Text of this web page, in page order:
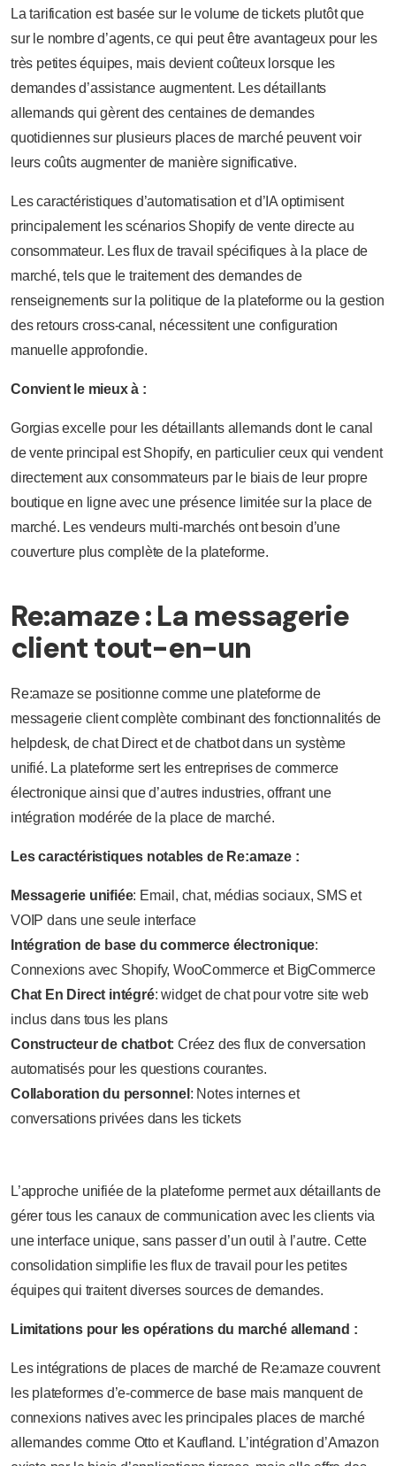
La tarification est basée sur le volume de tickets plutôt que
sur le nombre d’agents, ce qui peut être avantageux pour les
très petites équipes, mais devient coûteux lorsque les
demandes d’assistance augmentent. Les détaillants
allemands qui gèrent des centaines de demandes
quotidiennes sur plusieurs places de marché peuvent voir
leurs coûts augmenter de manière significative.
Les caractéristiques d’automatisation et d’IA optimisent
principalement les scénarios Shopify de vente directe au
consommateur. Les flux de travail spécifiques à la place de
marché, tels que le traitement des demandes de
renseignements sur la politique de la plateforme ou la gestion
des retours cross-canal, nécessitent une configuration
manuelle approfondie.
Convient le mieux à :
Gorgias excelle pour les détaillants allemands dont le canal
de vente principal est Shopify, en particulier ceux qui vendent
directement aux consommateurs par le biais de leur propre
boutique en ligne avec une présence limitée sur la place de
marché. Les vendeurs multi-marchés ont besoin d’une
couverture plus complète de la plateforme.
Re:amaze : La messagerie
client tout-en-un
Re:amaze se positionne comme une plateforme de
messagerie client complète combinant des fonctionnalités de
helpdesk, de chat Direct et de chatbot dans un système
unifié. La plateforme sert les entreprises de commerce
électronique ainsi que d’autres industries, offrant une
intégration modérée de la place de marché.
Les caractéristiques notables de Re:amaze :
Messagerie unifiée: Email, chat, médias sociaux, SMS et
VOIP dans une seule interface
Intégration de base du commerce électronique:
Connexions avec Shopify, WooCommerce et BigCommerce
Chat En Direct intégré: widget de chat pour votre site web
inclus dans tous les plans
Constructeur de chatbot: Créez des flux de conversation
automatisés pour les questions courantes.
Collaboration du personnel : Notes internes et
conversations privées dans les tickets
L’approche unifiée de la plateforme permet aux détaillants de
gérer tous les canaux de communication avec les clients via
une interface unique, sans passer d’un outil à l’autre. Cette
consolidation simplifie les flux de travail pour les petites
équipes qui traitent diverses sources de demandes.
Limitations pour les opérations du marché allemand :
Les intégrations de places de marché de Re:amaze couvrent
les plateformes d’e-commerce de base mais manquent de
connexions natives avec les principales places de marché
allemandes comme Otto et Kaufland. L’intégration d’Amazon